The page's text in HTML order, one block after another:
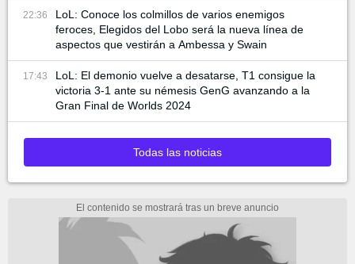
22:36
LoL: Conoce los colmillos de varios enemigos
feroces, Elegidos del Lobo será la nueva línea de
aspectos que vestirán a Ambessa y Swain
17:43
LoL: El demonio vuelve a desatarse, T1 consigue la
victoria 3-1 ante su némesis GenG avanzando a la
Gran Final de Worlds 2024
Todas las noticias